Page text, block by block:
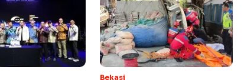
Bekasi